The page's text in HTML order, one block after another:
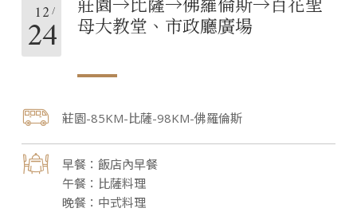
12
24
莊園→比薩→佛羅倫斯→百花聖
母大教堂、市政廳廣場
莊園-85KM-比薩-98KM-佛羅倫斯
飯店內早餐
比薩料理
中式料理